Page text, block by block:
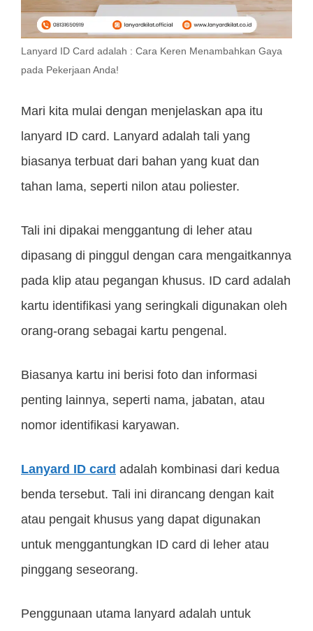
Lanyard ID Card adalah : Cara Keren Menambahkan Gaya
pada Pekerjaan Anda!
Mari kita mulai dengan menjelaskan apa itu
lanyard ID card. Lanyard adalah tali yang
biasanya terbuat dari bahan yang kuat dan
tahan lama, seperti nilon atau poliester.
Tali ini dipakai menggantung di leher atau
dipasang di pinggul dengan cara mengaitkannya
pada klip atau pegangan khusus. ID card adalah
kartu identifikasi yang seringkali digunakan oleh
orang-orang sebagai kartu pengenal.
Biasanya kartu ini berisi foto dan informasi
penting lainnya, seperti nama, jabatan, atau
nomor identifikasi karyawan.
Lanyard ID card adalah kombinasi dari kedua
benda tersebut. Tali ini dirancang dengan kait
atau pengait khusus yang dapat digunakan
untuk menggantungkan ID card di leher atau
pinggang seseorang.
Penggunaan utama lanyard adalah untuk